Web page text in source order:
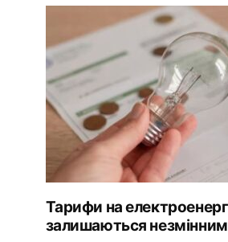
Тарифи на
залишаються